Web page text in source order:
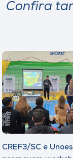
Confira
CREF3/SC e